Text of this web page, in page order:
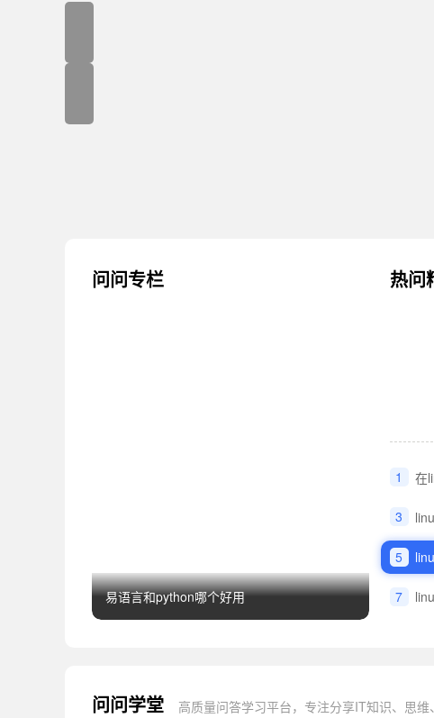
问问专栏
易语言和python哪个好用
热问
1 在
3
5
7
问问学堂 高质量问答学习平台，专注分享IT知识、思维